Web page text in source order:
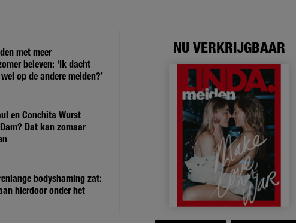
met meer
beleven: ‘Ik dacht
op de andere meiden?’
en Conchita Wurst
Dat kan zomaar
bodyshaming zat:
hierdoor onder het
NU VERKRIJGBAAR